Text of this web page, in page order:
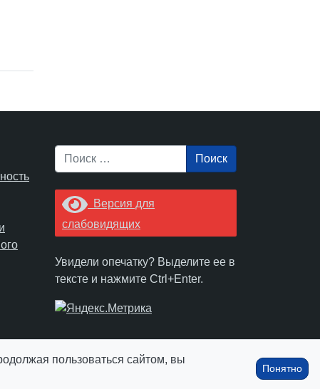
Поиск
Версия для
слабовидящих
Увидели опечатку? Выделите ее в
тексте и нажмите Ctrl+Enter.
пользоваться сайтом, вы
Понятно